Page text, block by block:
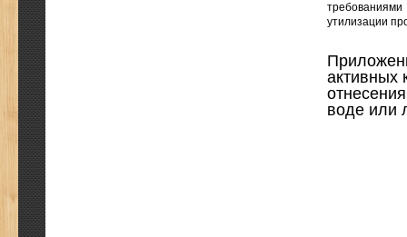
утилизации
активных
воде или